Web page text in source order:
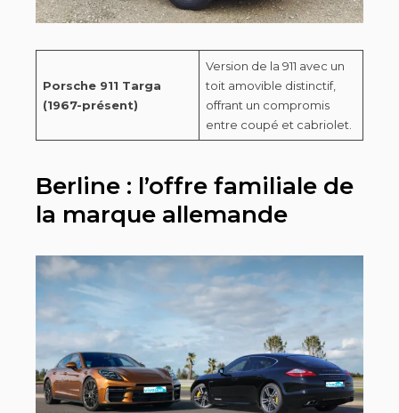
Porsche 911 Targa
(1967-présent)
Version de la 911 avec un
toit amovible distinctif,
offrant un compromis
entre coupé et cabriolet.
Berline : l’offre familiale de
la marque allemande